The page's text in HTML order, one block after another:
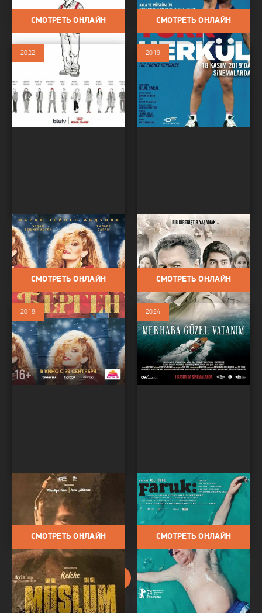
СМОТРЕТЬ ОНЛАЙН СМОТРЕТЬ ОНЛАЙН
Берген
Фильмы / Драма / Биография
2022
СМОТРЕТЬ ОНЛАЙН
Здравствуй, моя
прекрасная Родина
Фильмы / Драма / Биография
2019
СМОТРЕТЬ ОНЛАЙН
Мюслюм
Фильмы / Драма / Мелодрама /
Биография
2018
СМОТРЕТЬ ОНЛАЙН
Фарук
Фильмы / Драма / Биография
2024
СМОТРЕТЬ ОНЛАЙН
1 2